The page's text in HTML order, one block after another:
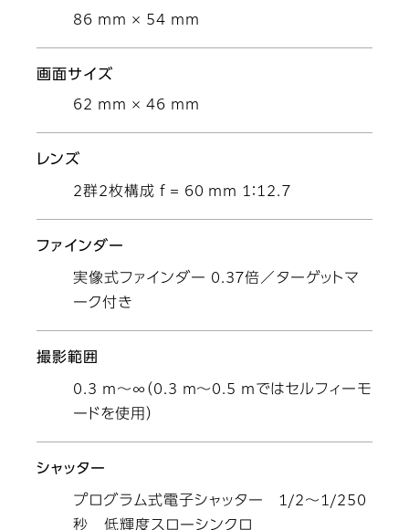
86 mm × 54 mm
画面サイズ
62 mm × 46 mm
レンズ
2群2枚構成 f = 60 mm 1：12.7
ファインダー
実像式ファインダー 0.37倍／ターゲットマ
ーク付き
撮影範囲
0.3 m～∞（0.3 m～0.5 mではセルフィーモ
ードを使用）
シャッター
プログラム式電子シャッター 1/2～1/250
秒 低輝度スローシンクロ